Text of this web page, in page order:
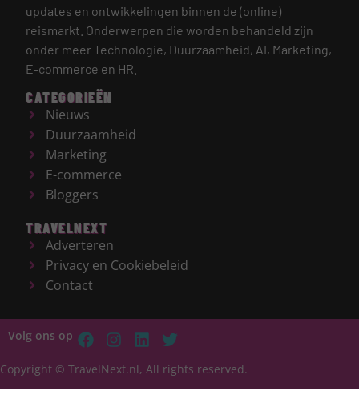
updates en ontwikkelingen binnen de (online)
reismarkt. Onderwerpen die worden behandeld zijn
onder meer Technologie, Duurzaamheid, AI, Marketing,
E-commerce en HR.
CATEGORIEËN
Nieuws
Duurzaamheid
Marketing
E-commerce
Bloggers
TRAVELNEXT
Adverteren
Privacy en Cookiebeleid
Contact
Volg ons op
Copyright © TravelNext.nl, All rights reserved.